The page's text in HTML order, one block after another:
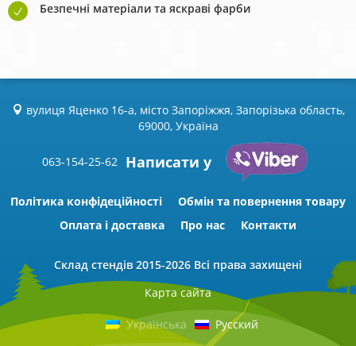
Безпечні матеріали та яскраві фарби
вулиця Яценко 16-а, місто Запоріжжя, Запорізька область,
69000, Україна
063-154-25-62 Написати у
Політика конфідеційності
Обмін та повернення товару
Оплата і доставка
Про нас Контакти
Склад стендів 2015-2026 Всі права захищені
Карта сайта
Українська Русский